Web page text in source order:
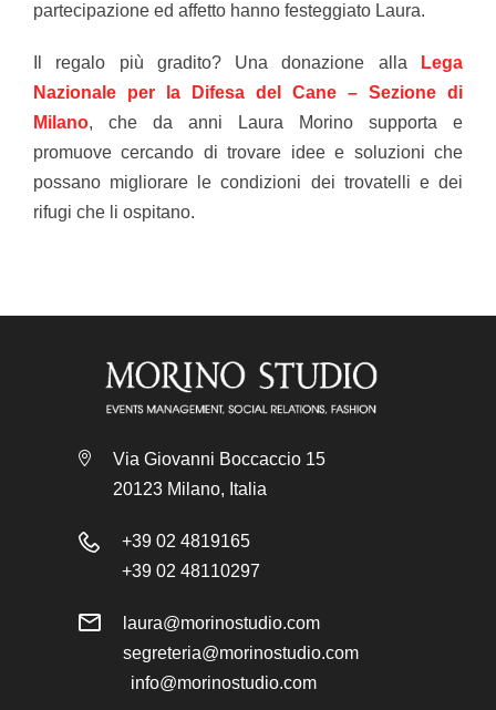
partecipazione ed affetto hanno festeggiato Laura.
Il regalo più gradito? Una donazione alla
Lega
Nazionale per la Difesa del Cane – Sezione di
Milano, che da anni Laura Morino supporta e
promuove cercando di trovare idee e soluzioni che
possano migliorare le condizioni dei trovatelli e dei
rifugi che li ospitano.
Via Giovanni Boccaccio 15
20123 Milano, Italia
+39 02 4819165
+39 02 48110297
laura@morinostudio.com
segreteria@morinostudio.com
info@morinostudio.com